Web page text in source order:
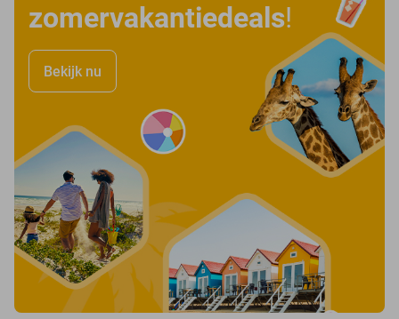
zomervakantiedeals!
Bekijk nu